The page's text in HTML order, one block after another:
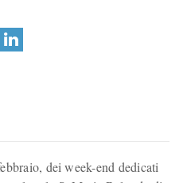
dei week-end dedicati